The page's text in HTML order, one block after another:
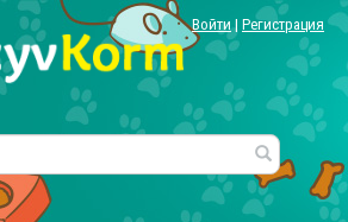
Войти| Регистрация